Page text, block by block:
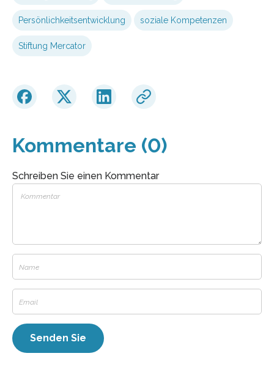
Persönlichkeitsentwicklung soziale Kompetenzen
Stiftung Mercator
Kommentare (0)
Schreiben Sie einen Kommentar